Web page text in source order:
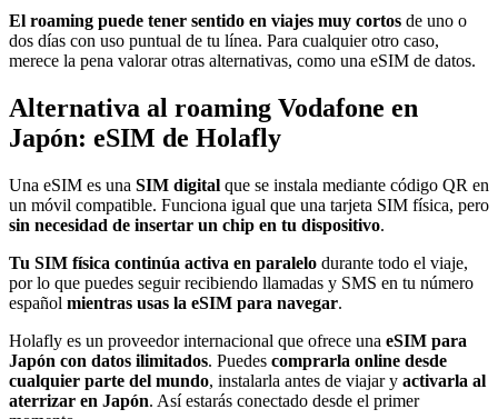
El roaming puede tener sentido en viajes muy cortos de uno o
dos días con uso puntual de tu línea. Para cualquier otro caso,
merece la pena valorar otras alternativas, como una eSIM de datos.
Alternativa al roaming Vodafone en
Japón: eSIM de Holafly
Una eSIM es una SIM digital que se instala mediante código QR en
un móvil compatible. Funciona igual que una tarjeta SIM física, pero
sin necesidad de insertar un chip en tu dispositivo.
Tu SIM física continúa activa en paralelo durante todo el viaje,
por lo que puedes seguir recibiendo llamadas y SMS en tu número
español mientras usas la eSIM para navegar.
Holafly es un proveedor internacional que ofrece una eSIM para
Japón con datos ilimitados. Puedes comprarla online desde
cualquier parte del mundo, instalarla antes de viajar y activarla al
aterrizar en Japón. Así estarás conectado desde el primer